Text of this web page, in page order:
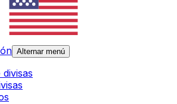
Alternar menú